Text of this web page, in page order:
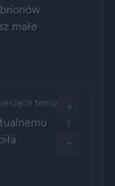
małe
temu +
1
-